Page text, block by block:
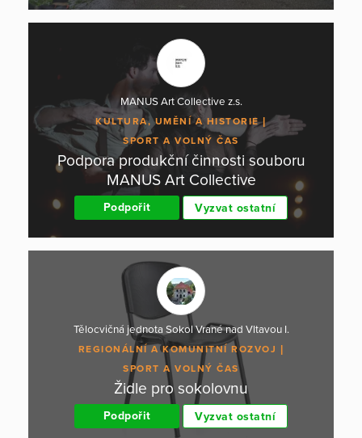
MANUS Art Collective z.s.
KULTURA, UMĚNÍ A HISTORIE
SPORT A VOLNÝ ČAS
Podpora produkční činnosti souboru
MANUS Art Collective
Podpořit Vyzvat ostatní
Tělocvičná jednota Sokol Vrané nad Vltavou I.
REGIONÁLNÍ A KOMUNITNÍ ROZVOJ
SPORT A VOLNÝ ČAS
Židle pro sokolovnu
Podpořit Vyzvat ostatní